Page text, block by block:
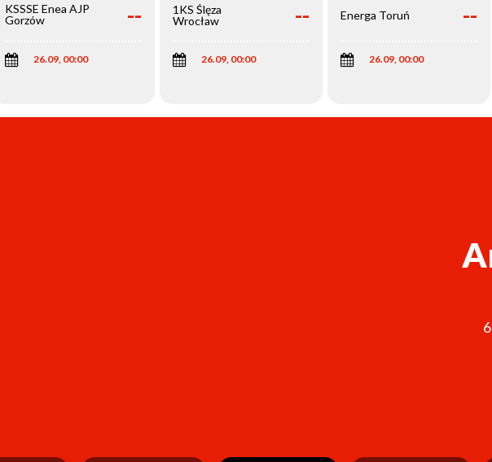
KSSSE Enea AJP
Gorzów
--
26.09, 00:00
1KS Ślęza
Wrocław
--
26.09, 00:00
Energa Toruń --
26.09, 00:00